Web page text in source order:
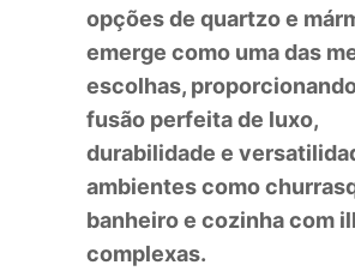
opções de quartzo e
emerge como uma das
escolhas,
fusão perfeita de luxo,
durabilidade e
ambientes como
banheiro e cozinha com
complexas.